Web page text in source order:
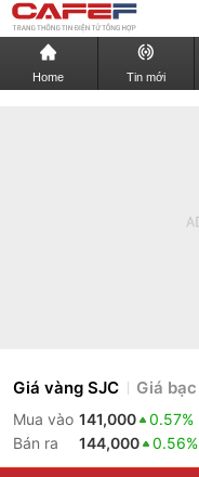
Home Tin mới
Giá vàng SJC Giá bạc
Mua vào 141,000
0.57%
Bán ra
144,000 0.56%